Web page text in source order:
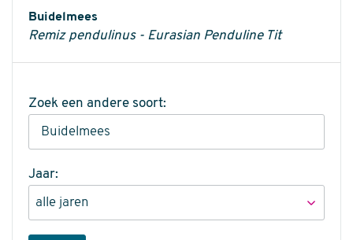
Buidelmees
Remiz pendulinus - Eurasian Penduline Tit
Zoek een andere soort:
Jaar: